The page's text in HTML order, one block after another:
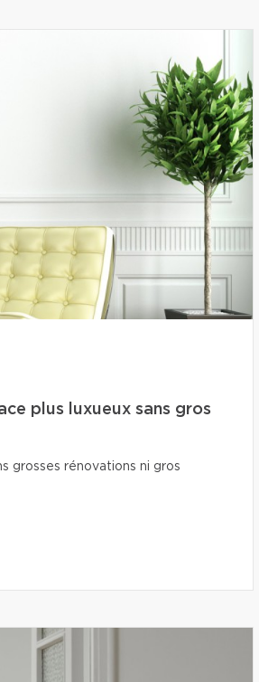
plus luxueux sans gros
grosses rénovations ni gros